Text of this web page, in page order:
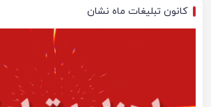
کانون تبلیغات ماه نشان